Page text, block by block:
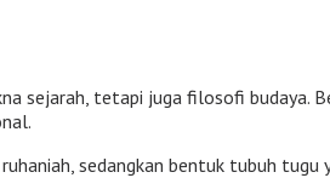
sejarah, tetapi juga filosofi
sedangkan bentuk tubuh